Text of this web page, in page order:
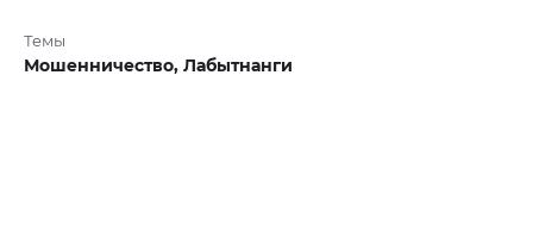
Темы
Мошенничество, Лабытнанги